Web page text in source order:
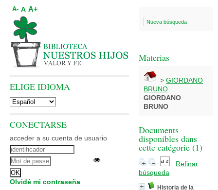
Nueva búsqueda
Materias
> GIORDANO
BRUNO
GIORDANO
BRUNO
Documents
disponibles dans
cette catégorie (1)
Refinar
búsqueda
Historia de la
A- A A+
ELIGE IDIOMA
CONECTARSE
acceder a su cuenta de usuario
Olvidé mi contraseña